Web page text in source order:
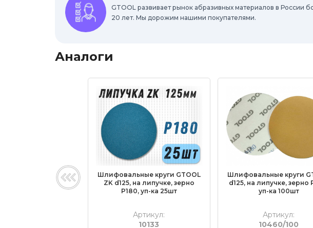
GTOOL развивает рынок абразивных материалов в России
20 лет. Мы дорожим нашими покупателями.
Аналоги
Шлифовальные круги GTOOL
ZK d125, на липучке, зерно
P180, уп-ка 25шт
Артикул:
10133
Шлифовальные круги
d125, на липучке, зерно
уп-ка 100шт
Артикул:
10460/100